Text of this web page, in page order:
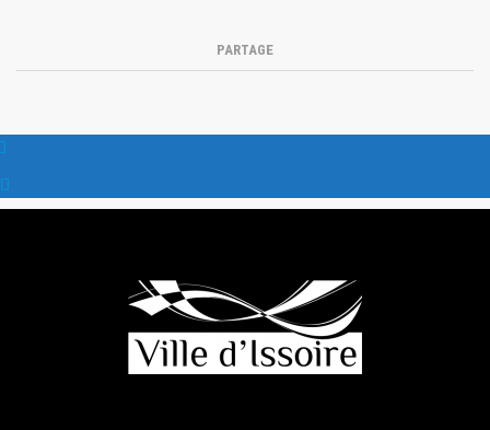
PARTAGE